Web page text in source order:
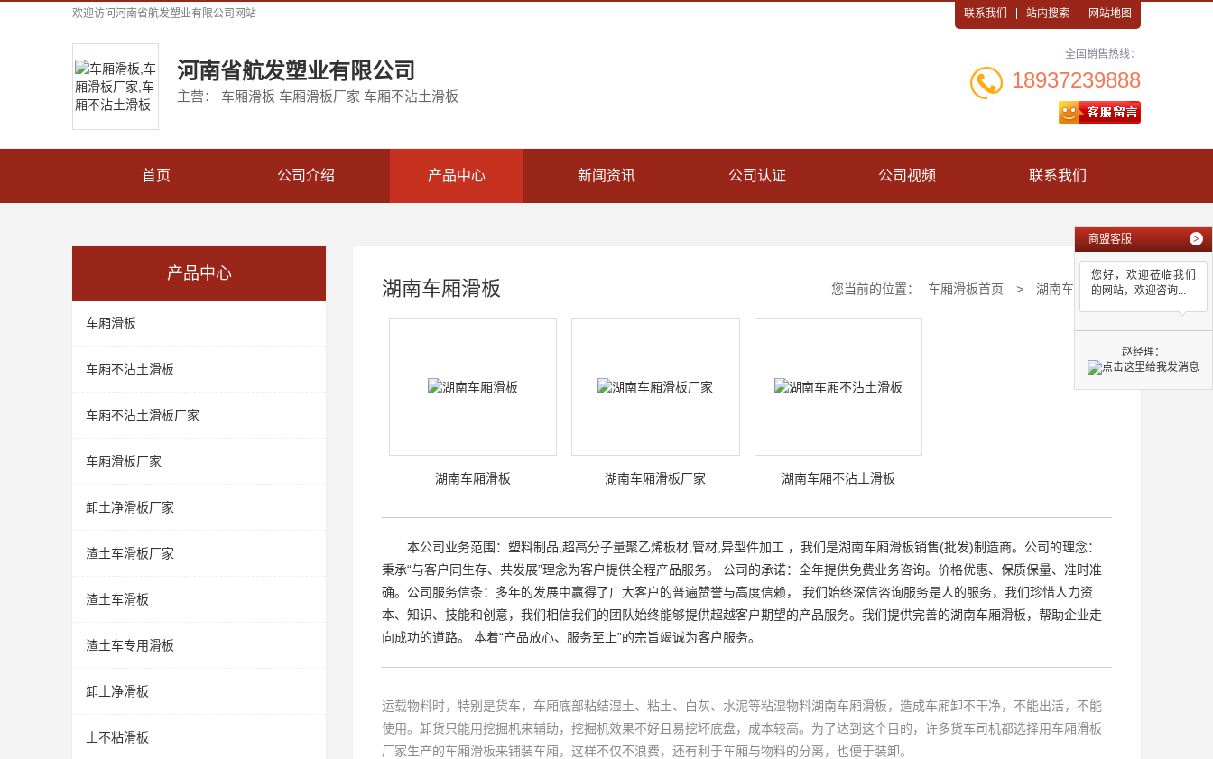
欢迎访问 河南省航发塑业有限公司 网站 联系我们 站内搜索 网站地图
河南省航发塑业有限公司
主营： 车厢滑板 车厢滑板厂家 车厢不沾土滑板
全国销售热线：
18937239888
首页 公司介绍 产品中心 新闻资讯 公司认证 公司视频 联系我们
产品中心
车厢滑板
车厢不沾土滑板
车厢不沾土滑板厂家
车厢滑板厂家
卸土净滑板厂家
渣土车滑板厂家
渣土车滑板
渣土车专用滑板
卸土净滑板
土不粘滑板
湖南车厢滑板 您当前的位置： 车厢滑板首页 > 湖南车厢滑板
湖南车厢滑板 湖南车厢滑板厂家 湖南车厢不沾土滑板
本公司业务范围：塑料制品,超高分子量聚乙烯板材,管材,异型件加工 ，我们是湖南车厢滑板销售(批发)制造商。公司的理念：
秉承“与客户同生存、共发展”理念为客户提供全程产品服务。 公司的承诺：全年提供免费业务咨询。价格优惠、保质保量、准时准
确。公司服务信条：多年的发展中赢得了广大客户的普遍赞誉与高度信赖， 我们始终深信咨询服务是人的服务，我们珍惜人力资
本、知识、技能和创意，我们相信我们的团队始终能够提供超越客户期望的产品服务。我们提供完善的湖南车厢滑板，帮助企业走
向成功的道路。 本着“产品放心、服务至上”的宗旨竭诚为客户服务。
运载物料时，特别是货车，车厢底部粘结湿土、粘土、白灰、水泥等粘湿物料湖南车厢滑板，造成车厢卸不干净，不能出活，不能
使用。卸货只能用挖掘机来辅助，挖掘机效果不好且易挖坏底盘，成本较高。为了达到这个目的，许多货车司机都选择用车厢滑板
厂家生产的车厢滑板来铺装车厢，这样不仅不浪费，还有利于车厢与物料的分离，也便于装卸。
商盟客服 >
您好，欢迎莅临我们
的网站，欢迎咨询...
赵经理：